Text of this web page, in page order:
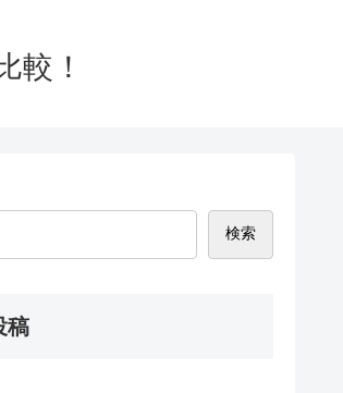
較！
検索
稿